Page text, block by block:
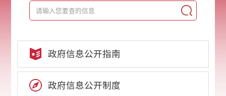
政府信息公开指南
政府信息公开制度